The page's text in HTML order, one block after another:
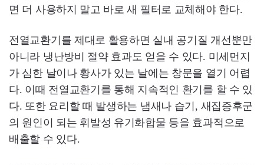
면 더 사용하지 말고 바로 새 필터로 교체해야 한다.
전열교환기를 제대로 활용하면 실내 공기질 개선뿐만
아니라 냉난방비 절약 효과도 얻을 수 있다. 미세먼지
가 심한 날이나 황사가 있는 날에는 창문을 열기 어렵
다. 이때 전열교환기를 통해 지속적인 환기를 할 수 있
다. 또한 요리할 때 발생하는 냄새나 습기, 새집증후군
의 원인이 되는 휘발성 유기화합물 등을 효과적으로
배출할 수 있다.